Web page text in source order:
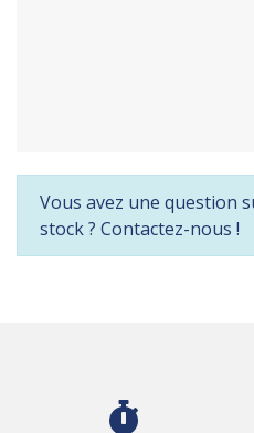
Vous avez une question
stock ? Contactez-nous !